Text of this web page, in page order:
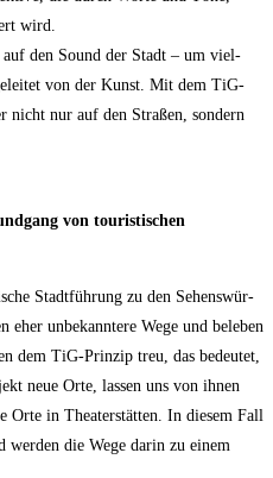
wird.
auf den Sound der Stadt – um viel­
von der Kunst. Mit dem TiG-
nicht nur auf den Stra­ßen, son­dern
von tou­ris­ti­schen
Stadt­füh­rung zu den Sehens­wür­
eher unbe­kann­te­re Wege und bele­ben
dem TiG-Prin­zip treu, das bedeu­tet,
neue Orte, las­sen uns von ihnen
Orte in Thea­ter­stät­ten. In die­sem Fall
wer­den die Wege dar­in zu einem